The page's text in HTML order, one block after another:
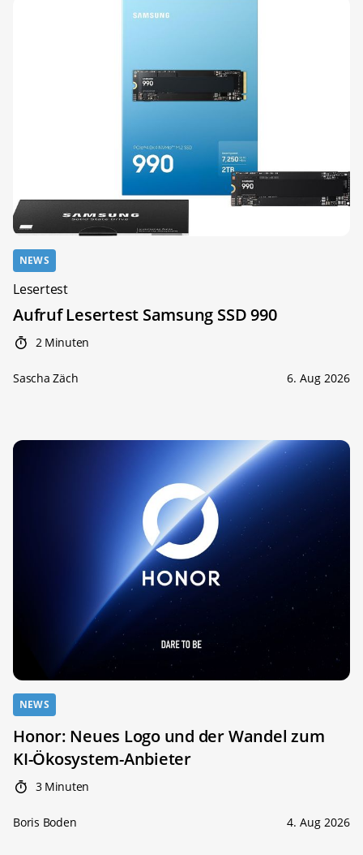
NEWS
Lesertest
Aufruf Lesertest Samsung SSD 990
2 Minuten
Sascha Zäch 6. Aug 2026
NEWS
Honor: Neues Logo und der Wandel zum
KI-Ökosystem-Anbieter
3 Minuten
Boris Boden 4. Aug 2026